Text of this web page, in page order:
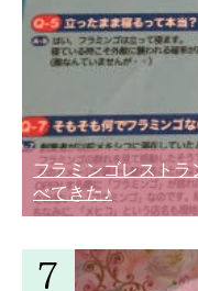
フラミンゴレスト
べてきた♪